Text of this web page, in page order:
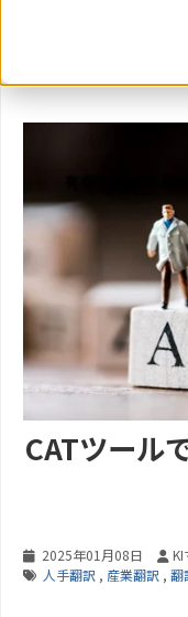
CATツール
2025年01月08日
人手翻訳 , 産業翻訳 , 翻